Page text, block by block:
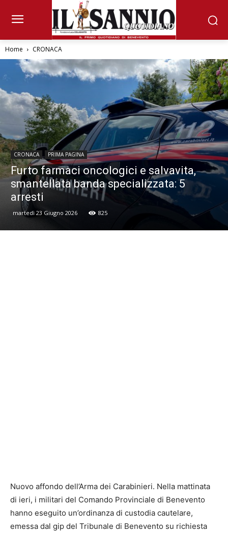
Home CRONACA
CRONACA PRIMA PAGINA
Furto farmaci oncologici e salvavita,
smantellata banda specializzata: 5
arresti
martedì 23 Giugno 2026 825
Nuovo affondo dell’Arma dei Carabinieri. Nella mattinata
di ieri, i militari del Comando Provinciale di Benevento
hanno eseguito un’ordinanza di custodia cautelare,
emessa dal gip del Tribunale di Benevento su richiesta